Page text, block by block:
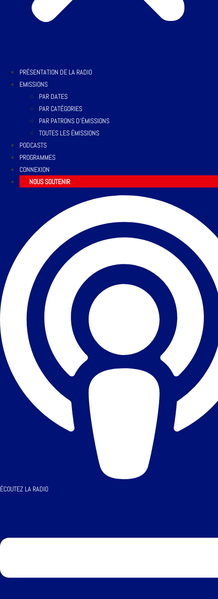
PRÉSENTATION DE LA RADIO
EMISSIONS
PAR DATES
PAR CATÉGORIES
PAR PATRONS D’ÉMISSIONS
TOUTES LES ÉMISSIONS
PODCASTS
PROGRAMMES
CONNEXION
NOUS SOUTENIR
ÉCOUTEZ LA RADIO